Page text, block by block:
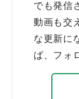
でも発信
動画も交
な更新に
ば、フォ